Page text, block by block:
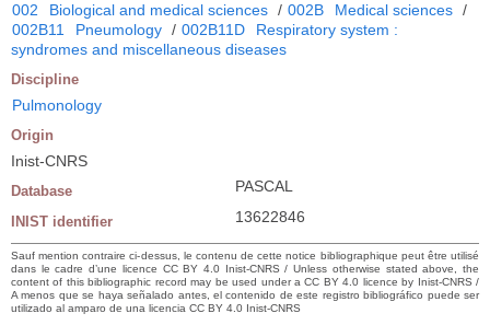
002 Biological and medical sciences / 002B Medical sciences /
002B11
Pneumology / 002B11D
Respiratory system :
syndromes and miscellaneous diseases
Discipline
Pulmonology
Origin
Inist-CNRS
Database PASCAL
INIST identifier 13622846
Sauf mention contraire ci-dessus, le contenu de cette notice bibliographique peut être utilisé
dans le cadre d’une licence CC BY 4.0 Inist-CNRS / Unless otherwise stated above, the
content of this bibliographic record may be used under a CC BY 4.0 licence by Inist-CNRS /
A menos que se haya señalado antes, el contenido de este registro bibliográfico puede ser
utilizado al amparo de una licencia CC BY 4.0 Inist-CNRS